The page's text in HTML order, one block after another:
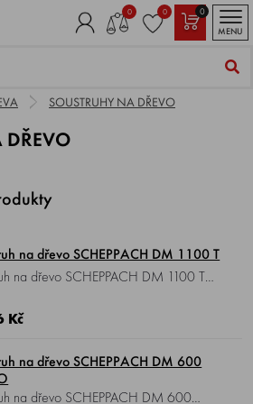
0 0
0
MENU
SOUSTRUHY NA DŘEVO
DŘEVO
na dřevo SCHEPPACH DM 1100 T
SCHEPPACH DM 1100 T
1760/2600 ot./min, max. Ø
20 kg.
Kč
na dřevo SCHEPPACH DM 600
SCHEPPACH DM 600